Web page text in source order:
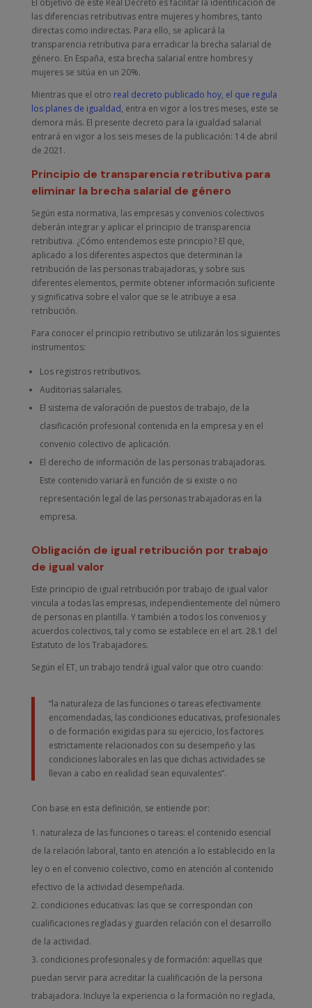
El objetivo de este Real Decreto es facilitar la identificación de
las diferencias retributivas entre mujeres y hombres, tanto
directas como indirectas. Para ello, se aplicará la
transparencia retributiva para erradicar la brecha salarial de
género. En España, esta brecha salarial entre hombres y
mujeres se sitúa en un 20%.
Mientras que el otro real decreto publicado hoy, el que regula
los planes de igualdad, entra en vigor a los tres meses, este se
demora más. El presente decreto para la igualdad salarial
entrará en vigor a los seis meses de la publicación: 14 de abril
de 2021.
Principio de transparencia retributiva para
eliminar la brecha salarial de género
Según esta normativa, las empresas y convenios colectivos
deberán integrar y aplicar el principio de transparencia
retributiva. ¿Cómo entendemos este principio? El que,
aplicado a los diferentes aspectos que determinan la
retribución de las personas trabajadoras, y sobre sus
diferentes elementos, permite obtener información suficiente
y significativa sobre el valor que se le atribuye a esa
retribución.
Para conocer el principio retributivo se utilizarán los siguientes
instrumentos:
Los registros retributivos.
Auditorias salariales.
El sistema de valoración de puestos de trabajo, de la
clasificación profesional contenida en la empresa y en el
convenio colectivo de aplicación.
El derecho de información de las personas trabajadoras.
Este contenido variará en función de si existe o no
representación legal de las personas trabajadoras en la
empresa.
Obligación de igual retribución por trabajo
de igual valor
Este principio de igual retribución por trabajo de igual valor
vincula a todas las empresas, independientemente del número
de personas en plantilla. Y también a todos los convenios y
acuerdos colectivos, tal y como se establece en el art. 28.1 del
Estatuto de los Trabajadores.
Según el ET, un trabajo tendrá igual valor que otro cuando:
“la naturaleza de las funciones o tareas efectivamente
encomendadas, las condiciones educativas, profesionales
o de formación exigidas para su ejercicio, los factores
estrictamente relacionados con su desempeño y las
condiciones laborales en las que dichas actividades se
llevan a cabo en realidad sean equivalentes”.
Con base en esta definición, se entiende por:
naturaleza de las funciones o tareas: el contenido esencial
de la relación laboral, tanto en atención a lo establecido en la
ley o en el convenio colectivo, como en atención al contenido
efectivo de la actividad desempeñada.
condiciones educativas: las que se correspondan con
cualificaciones regladas y guarden relación con el desarrollo
de la actividad.
condiciones profesionales y de formación: aquellas que
puedan servir para acreditar la cualificación de la persona
trabajadora. Incluye la experiencia o la formación no reglada,